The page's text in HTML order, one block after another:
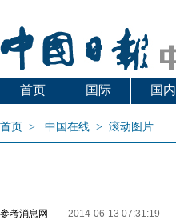
首页 国际 国内
首页 > 中国在线 > 滚动图片
参考消息网 2014-06-13 07:31:19